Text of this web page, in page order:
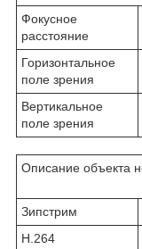
Фокусное
расстояние
Горизонтальное
поле зрения
Вертикальное
поле зрения
Описание объекта
Зипстрим
H.264